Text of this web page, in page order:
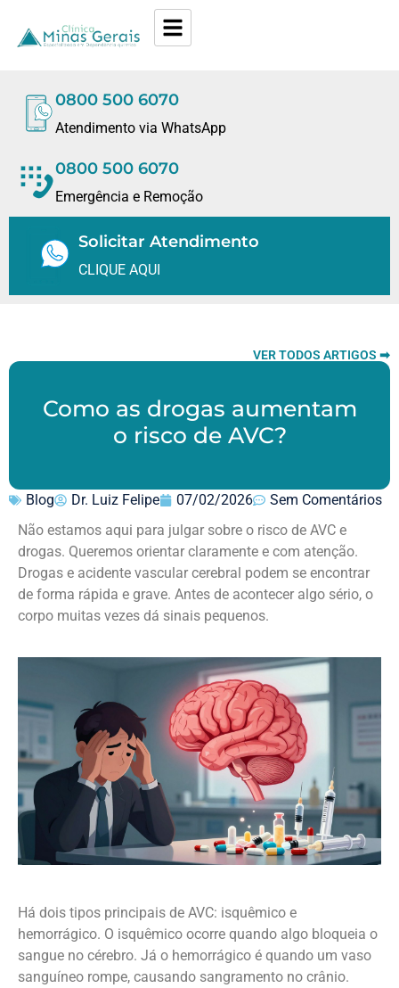
0800 500 6070
Atendimento via WhatsApp
0800 500 6070
Emergência e Remoção
Solicitar Atendimento
CLIQUE AQUI
VER TODOS ARTIGOS ➡
Como as drogas aumentam
o risco de AVC?
Blog Dr. Luiz Felipe 07/02/2026
Sem Comentários
Não estamos aqui para julgar sobre o risco de AVC e
drogas. Queremos orientar claramente e com atenção.
Drogas e acidente vascular cerebral podem se encontrar
de forma rápida e grave. Antes de acontecer algo sério, o
corpo muitas vezes dá sinais pequenos.
Há dois tipos principais de AVC: isquêmico e
hemorrágico. O isquêmico ocorre quando algo bloqueia o
sangue no cérebro. Já o hemorrágico é quando um vaso
sanguíneo rompe, causando sangramento no crânio.